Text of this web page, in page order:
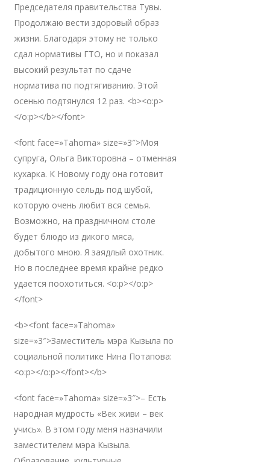
Председателя правительства Тувы.
Продолжаю вести здоровый образ
жизни. Благодаря этому не только
сдал нормативы ГТО, но и показал
высокий результат по сдаче
норматива по подтягиванию. Этой
осенью подтянулся 12 раз. <b><o:p>
</o:p></b></font>
<font face=»Tahoma» size=»3″>Моя
супруга, Ольга Викторовна – отменная
кухарка. К Новому году она готовит
традиционную сельдь под шубой,
которую очень любит вся семья.
Возможно, на праздничном столе
будет блюдо из дикого мяса,
добытого мною. Я заядлый охотник.
Но в последнее время крайне редко
удается поохотиться. <o:p></o:p>
</font>
<b><font face=»Tahoma»
size=»3″>Заместитель мэра Кызыла по
социальной политике Нина Потапова:
<o:p></o:p></font></b>
<font face=»Tahoma» size=»3″>– Есть
народная мудрость «Век живи – век
учись». В этом году меня назначили
заместителем мэра Кызыла.